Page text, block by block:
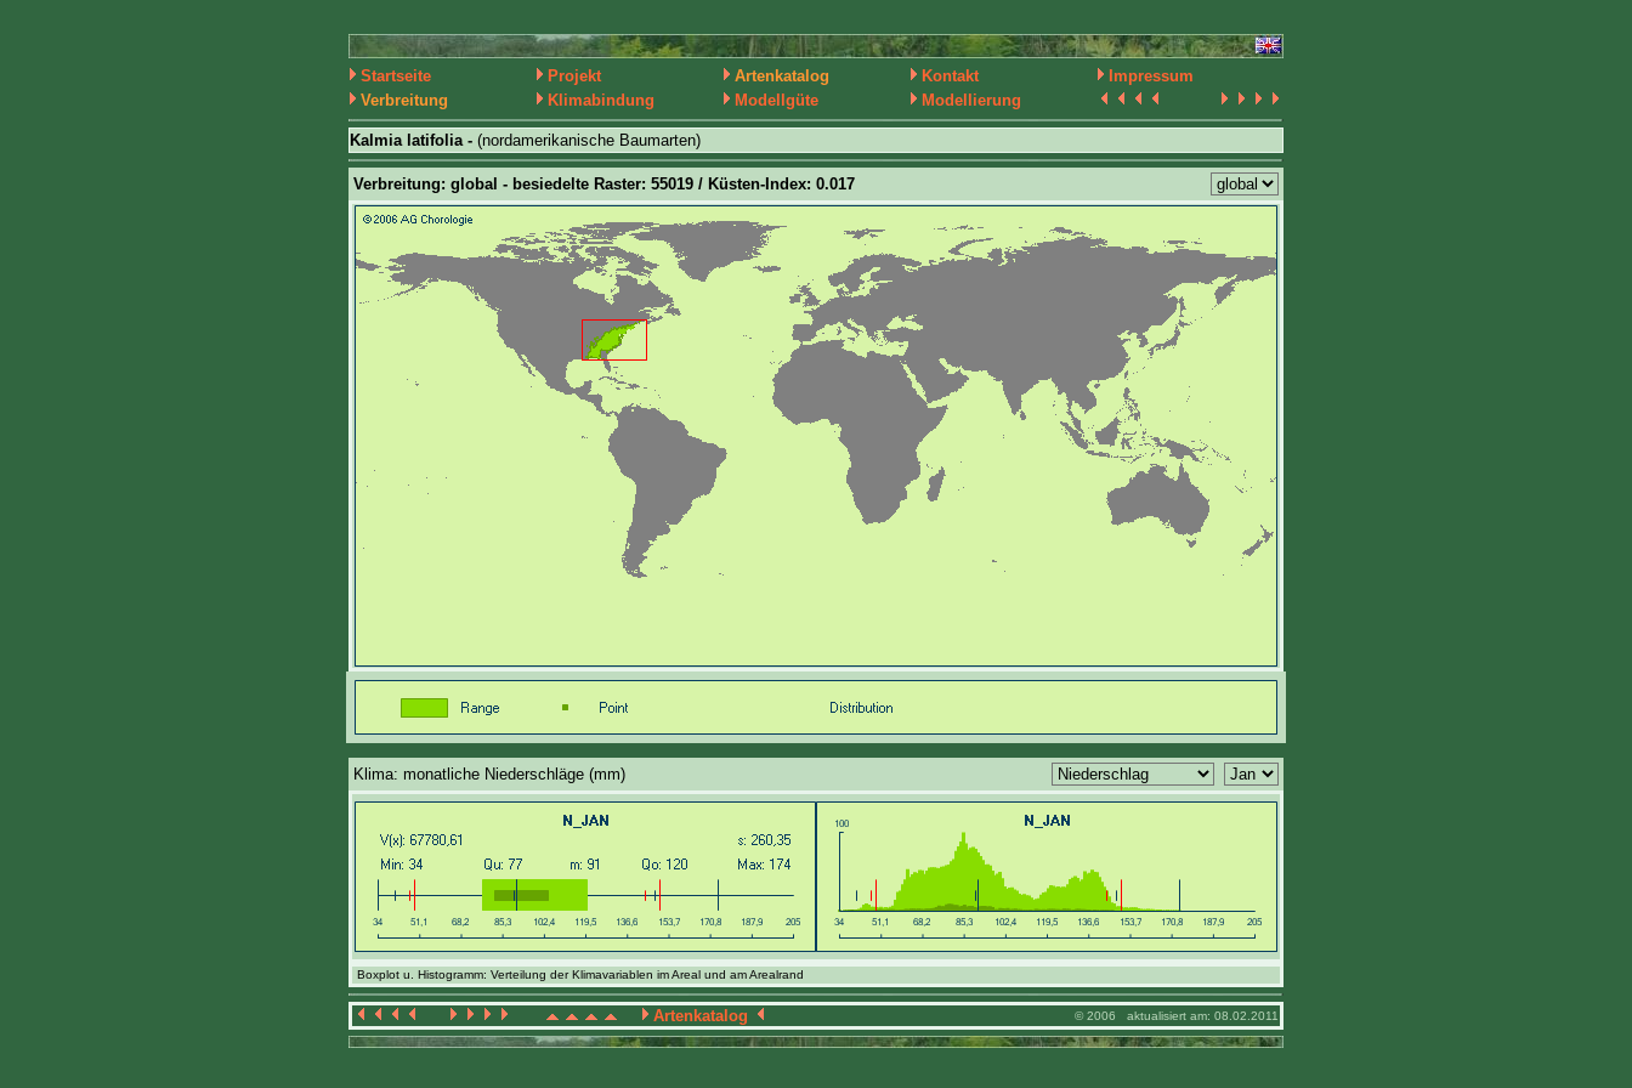
Startseite Projekt Artenkatalog Kontakt
Impressum
Verbreitung
Klimabindung Modellgüte Modellierung
Kalmia latifolia - (nordamerikanische Baumarten)
Verbreitung: global - besiedelte Raster: 55019 / Küsten-Index: 0.017
Klima: monatliche Niederschläge (mm)
Boxplot u. Histogramm: Verteilung der Klimavariablen im Areal und am Arealrand
Artenkatalog © 2006 aktualisiert am: 08.02.2011